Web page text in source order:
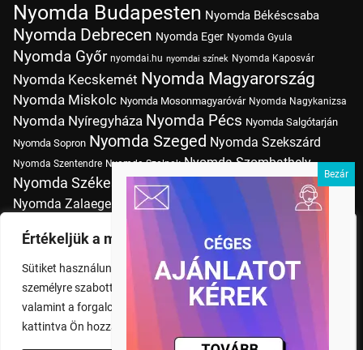
Értékeljük a magánéletét
Sütiket használunk a böngészési élmény fokozására,
személyre szabott hirdetések vagy tartalmak megjelenítésére,
valamint a forgalom elemzésére. A "Mindent elfogad" gombra
kattintva Ön hozzájárul a cookie-k használatához.
Nyomda Budapesten Nyomda Békéscsaba
Nyomda Debrecen Nyomda Eger Nyomda Gyula
Nyomda Győr nyomdai.hu nyomdai színek Nyomda Kaposvár
Nyomda Kecskemét Nyomda Magyarország
Nyomda Miskolc Nyomda Mosonmagyaróvár Nyomda Nagykanizsa
Nyomda Nyíregyháza Nyomda Pécs Nyomda Salgótarján
Nyomda Sopron Nyomda Szeged Nyomda Szekszárd
Nyomda Szentendre Nyomda Szolnok Nyomda Szombathely
Nyomda Székesfehérvár Nyomda Tatabánya Nyomda Vác
Nyomda Zalaegerszeg Nyomda Érd nyomtatás
Nyomtatás Budapesten
Pólónyomtatás Budapesten Szitanyomda Budapesten
Tudásbázis